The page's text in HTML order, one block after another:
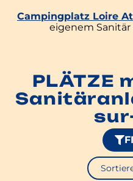
Campingplatz Loire
eigenem
PLÄTZE